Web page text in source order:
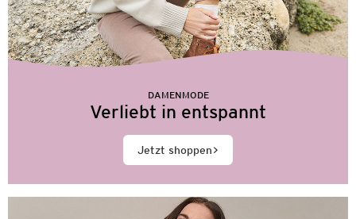
DAMENMODE
Verliebt in entspannt
Jetzt shoppen